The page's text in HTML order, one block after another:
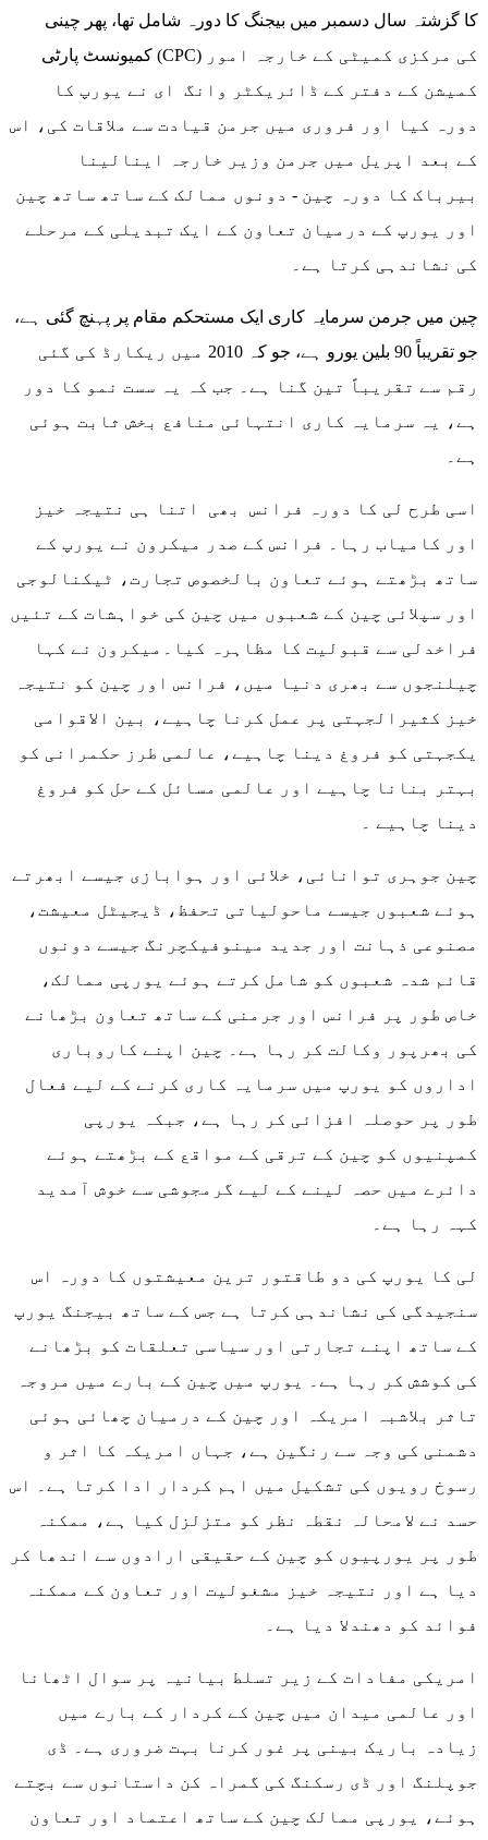
کا گزشتہ سال دسمبر میں بیجنگ کا دورہ شامل تھا، پھر چینی
کمیونسٹ پارٹی (CPC) کی مرکزی کمیٹی کے خارجہ امور
کمیشن کے دفتر کے ڈائریکٹر وانگ ای نے یورپ کا
دورہ کیا اور فروری میں جرمن قیادت سے ملاقات کی، اس
کے بعد اپریل میں جرمن وزیر خارجہ اینالینا
بیرباک کا دورہ چین - دونوں ممالک کے ساتھ ساتھ چین
اور یورپ کے درمیان تعاون کے ایک تبدیلی کے مرحلے
کی نشاندہی کرتا ہے۔
چین میں جرمن سرمایہ کاری ایک مستحکم مقام پر پہنچ گئی ہے،
جو تقریباً 90 بلین یورو ہے، جو کہ 2010 میں ریکارڈ کی گئی
رقم سے تقریباً تین گنا ہے۔ جب کہ یہ سست نمو کا دور
ہے، یہ سرمایہ کاری انتہائی منافع بخش ثابت ہوئی
ہے۔
اسی طرح لی کا دورہ فرانس بھی اتنا ہی نتیجہ خیز
اور کامیاب رہا۔ فرانس کے صدر میکرون نے یورپ کے
ساتھ بڑھتے ہوئے تعاون بالخصوص تجارت، ٹیکنالوجی
اور سپلائی چین کے شعبوں میں چین کی خواہشات کے تئیں
فراخدلی سے قبولیت کا مظاہرہ کیا۔میکرون نے کہا
چیلنجوں سے بھری دنیا میں، فرانس اور چین کو نتیجہ
خیز کثیرالجہتی پر عمل کرنا چاہیے، بین الاقوامی
یکجہتی کو فروغ دینا چاہیے، عالمی طرز حکمرانی کو
بہتر بنانا چاہیے اور عالمی مسائل کے حل کو فروغ
دینا چاہیے ۔
چین جوہری توانائی، خلائی اور ہوابازی جیسے ابھرتے
ہوئے شعبوں جیسے ماحولیاتی تحفظ، ڈیجیٹل معیشت،
مصنوعی ذہانت اور جدید مینوفیکچرنگ جیسے دونوں
قائم شدہ شعبوں کو شامل کرتے ہوئے یورپی ممالک،
خاص طور پر فرانس اور جرمنی کے ساتھ تعاون بڑھانے
کی بھرپور وکالت کر رہا ہے۔ چین اپنے کاروباری
اداروں کو یورپ میں سرمایہ کاری کرنے کے لیے فعال
طور پر حوصلہ افزائی کر رہا ہے، جبکہ یورپی
کمپنیوں کو چین کے ترقی کے مواقع کے بڑھتے ہوئے
دائرے میں حصہ لینے کے لیے گرمجوشی سے خوش آمدید
کہہ رہا ہے۔
لی کا یورپ کی دو طاقتور ترین معیشتوں کا دورہ اس
سنجیدگی کی نشاندہی کرتا ہے جس کے ساتھ بیجنگ یورپ
کے ساتھ اپنے تجارتی اور سیاسی تعلقات کو بڑھانے
کی کوشش کر رہا ہے۔ یورپ میں چین کے بارے میں مروجہ
تاثر بلاشبہ امریکہ اور چین کے درمیان چھائی ہوئی
دشمنی کی وجہ سے رنگین ہے، جہاں امریکہ کا اثر و
رسوخ رویوں کی تشکیل میں اہم کردار ادا کرتا ہے۔ اس
حسد نے لامحالہ نقطہ نظر کو متزلزل کیا ہے، ممکنہ
طور پر یورپیوں کو چین کے حقیقی ارادوں سے اندھا کر
دیا ہے اور نتیجہ خیز مشغولیت اور تعاون کے ممکنہ
فوائد کو دھندلا دیا ہے۔
امریکی مفادات کے زیر تسلط بیانیہ پر سوال اٹھانا
اور عالمی میدان میں چین کے کردار کے بارے میں
زیادہ باریک بینی پر غور کرنا بہت ضروری ہے۔ ڈی
جوپلنگ اور ڈی رسکنگ کی گمراہ کن داستانوں سے بچتے
ہوئے، یورپی ممالک چین کے ساتھ اعتماد اور تعاون